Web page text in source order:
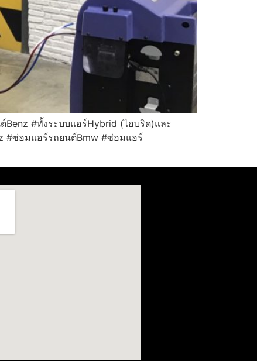
#ทั้งระบบแอร์Hybrid (ไฮบริด)และ
#ซ่อมแอร์รถยนต์Bmw #ซ่อมแอร์